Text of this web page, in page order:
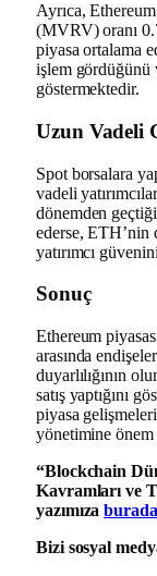
Ayrıca,
(MVRV) oranı
piyasa ortalama
işlem gördüğünü
göstermektedir.
Uzun Vadeli
Spot borsalara
vadeli
dönemden
ederse, ETH’nin
yatırımcı
Sonuç
Ethereum
arasında
duyarlılığının
satış yaptığını
piyasa
yönetimine
“Blockchain
Kavramları ve
yazımıza
Bizi sosyal